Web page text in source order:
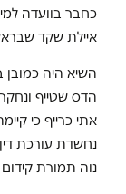
כחבר בוועדה
איילת שקד
השיא היה כמובן
הדס שטייף
אתי כרייף כי
נחשדת עורכת
נוה תמורת